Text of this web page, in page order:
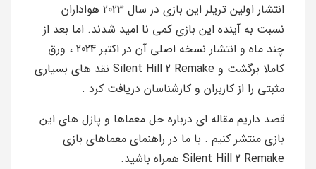
انتشار اولین تریلر این بازی در سال 2023 هواداران
نسبت به آینده این بازی کمی نا امید شدند. اما بعد از
چند ماه و انتشار نسخه اصلی آن در اکتبر 2024 ، ورق
کاملا برگشت و Silent Hill 2 Remake نقد های بسیاری
مثبتی را از کاربران و کارشناسان دریافت کرد .
قصد داریم مقاله ای درباره حل معماها و پازل های این
بازی منتشر کنیم . با ما در راهنمای معماهای بازی
Silent Hill 2 Remake همراه باشید.